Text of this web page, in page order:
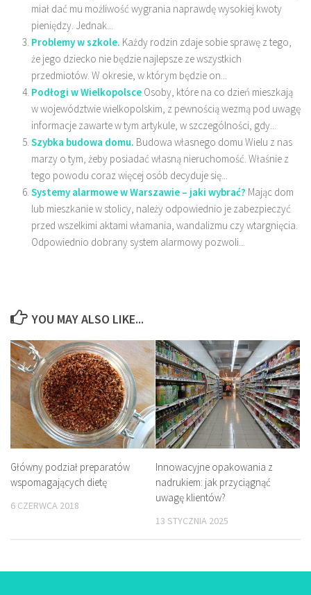
miał dać mu możliwość wygrania naprawdę wysokiej kwoty
pieniędzy. Jednak...
Problemy w szkole. Każdy rodzin zdaje sobie sprawę z tego,
że jego dziecko nie będzie najlepsze ze wszystkich
przedmiotów. W okresie, w którym będzie on...
Podłogi w Wielkopolsce Osoby, które na co dzień mieszkają
w województwie wielkopolskim, z pewnością wezmą pod uwagę
informacje zawarte w tym artykule, w szczególności, gdy...
Szybka budowa domu. Budowa własnego domu Wielu z nas
marzy o tym, żeby posiadać własną nieruchomość. Właśnie z
tego powodu coraz więcej osób decyduje się...
Systemy alarmowe w Warszawie – jaki wybrać? Mając dom
lub mieszkanie w stolicy, należy odpowiednio je zabezpieczyć
przed wszelkimi aktami włamania, wandalizmu czy wtargnięcia.
Odpowiednio dobrany system alarmowy pozwoli...
YOU MAY ALSO LIKE...
Główny podział preparatów
wspomagających dietę
6 CZERWCA 2018
Innowacyjne opakowania z
nadrukiem: jak przyciągnąć
uwagę klientów?
13 STYCZNIA 2025